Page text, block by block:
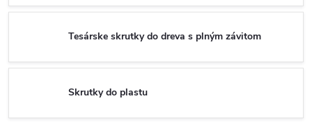
Tesárske skrutky do dreva s plným závitom
Skrutky do plastu